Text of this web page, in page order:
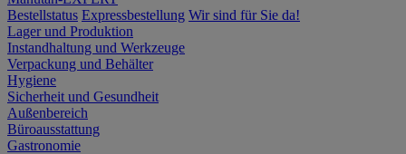
Bestellstatus Expressbestellung Wir sind für Sie da!
Lager und Produktion
Instandhaltung und Werkzeuge
Verpackung und Behälter
Hygiene
Sicherheit und Gesundheit
Außenbereich
Büroausstattung
Gastronomie